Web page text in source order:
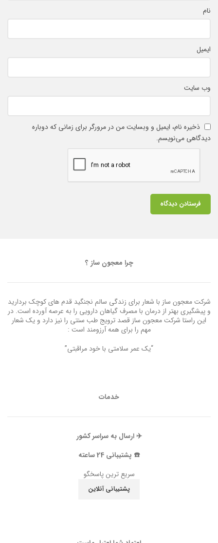
نام
ایمیل
وب‌ سایت
ذخیره نام، ایمیل و وبسایت من در مرورگر برای زمانی که دوباره
دیدگاهی می‌نویسم.
چرا معجون ساز ؟
شرکت معجون ساز با شعار برای زندگی سالم نجنگید قدم های کوچک بردارید
و پیشگیری بهتر از درمان با مصرف گیاهان دارویی را به عرصه آورده است. در
این راستا شرکت معجون ساز قصد ترویج طب سنتی را نیز دارد و یک شعار
مهم را برای همه آرزومند است :
“یک عمر سلامتی با خود مراقبتی”
خدمات
✈️ ارسال به سراسر کشور
☎️ پشتیبانی 24 ساعته
سریع ترین پاسخگو
پشتیبانی آنلاین